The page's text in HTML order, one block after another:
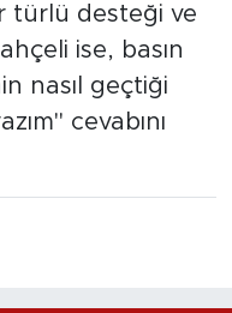
türlü desteği ve
ise, basın
nasıl geçtiği
cevabını